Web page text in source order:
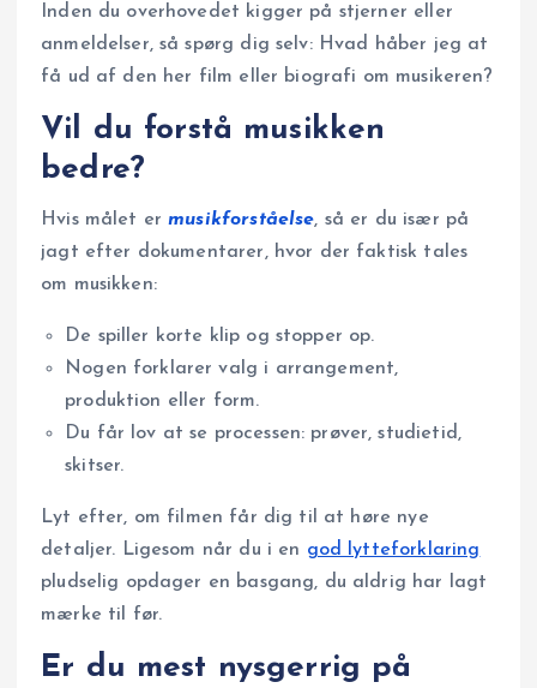
Inden du overhovedet kigger på stjerner eller
anmeldelser, så spørg dig selv: Hvad håber jeg at
få ud af den her film eller biografi om musikeren?
Vil du forstå musikken
bedre?
Hvis målet ermusikforståelse, så er du især på
jagt efter dokumentarer, hvor der faktisk tales
om musikken:
De spiller korte klip og stopper op.
Nogen forklarer valg i arrangement,
produktion eller form.
Du får lov at se processen: prøver, studietid,
skitser.
Lyt efter, om filmen får dig til at høre nye
detaljer. Ligesom når du i en god lytteforklaring
pludselig opdager en basgang, du aldrig har lagt
mærke til før.
Er du mest nysgerrig på